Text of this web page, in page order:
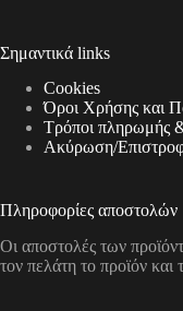
Σημαντικά links
Cookies
Όροι Χρήσης και
Τρόποι πληρωμής
Aκύρωση/
Πληροφορίες αποστολών
Οι αποστολές των
τον πελάτη το προϊόν και